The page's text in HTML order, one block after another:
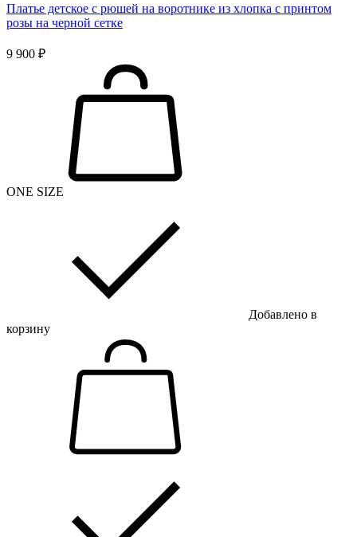
Платье детское с рюшей на воротнике из хлопка с принтом
розы на черной сетке
9 900 ₽
ONE SIZE
Добавлено в
корзину